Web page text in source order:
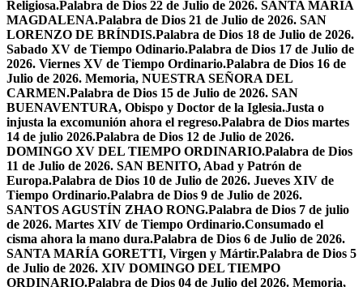
Religiosa.Palabra de Dios 22 de Julio de 2026. SANTA MARÍA
MAGDALENA.Palabra de Dios 21 de Julio de 2026. SAN
LORENZO DE BRÍNDIS.Palabra de Dios 18 de Julio de 2026.
Sabado XV de Tiempo Odinario.Palabra de Dios 17 de Julio de
2026. Viernes XV de Tiempo Ordinario.Palabra de Dios 16 de
Julio de 2026. Memoria, NUESTRA SEÑORA DEL
CARMEN.Palabra de Dios 15 de Julio de 2026. SAN
BUENAVENTURA, Obispo y Doctor de la Iglesia.Justa o
injusta la excomunión ahora el regreso.Palabra de Dios martes
14 de julio 2026.Palabra de Dios 12 de Julio de 2026.
DOMINGO XV DEL TIEMPO ORDINARIO.Palabra de Dios
11 de Julio de 2026. SAN BENITO, Abad y Patrón de
Europa.Palabra de Dios 10 de Julio de 2026. Jueves XIV de
Tiempo Ordinario.Palabra de Dios 9 de Julio de 2026.
SANTOS AGUSTÍN ZHAO RONG.Palabra de Dios 7 de julio
de 2026. Martes XIV de Tiempo Ordinario.Consumado el
cisma ahora la mano dura.Palabra de Dios 6 de Julio de 2026.
SANTA MARÍA GORETTI, Virgen y Mártir.Palabra de Dios 5
de Julio de 2026. XIV DOMINGO DEL TIEMPO
ORDINARIO.Palabra de Dios 04 de Julio del 2026. Memoria,